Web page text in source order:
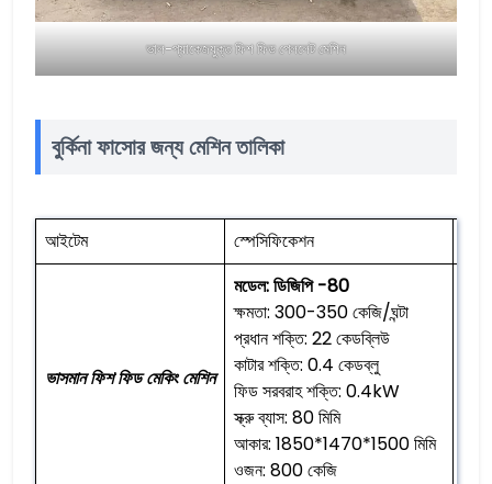
ভাল-প্যাকেজযুক্ত ফিশ ফিড পেললেট মেশিন
বুর্কিনা ফাসোর জন্য মেশিন তালিকা
আইটেম স্পেসিফিকেশন
ভাসমান ফিশ ফিড মেকিং মেশিন
মডেল: ডিজিপি -80
ক্ষমতা: 300-350 কেজি/ঘন্টা
প্রধান শক্তি: 22 কেডব্লিউ
কাটার শক্তি: 0.4 কেডব্লু
ফিড সরবরাহ শক্তি: 0.4kW
স্ক্রু ব্যাস: 80 মিমি
আকার: 1850*1470*1500 মিমি
ওজন: 800 কেজি